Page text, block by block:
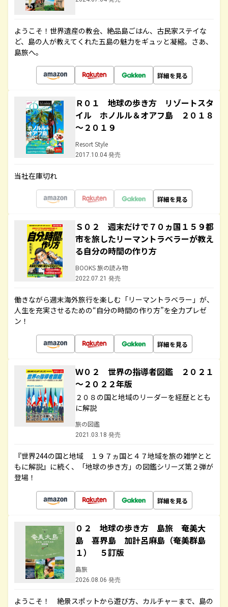
ようこそ！世界遺産の教会、絶品島ごはん、古民家ステイな
ど、島の人が教えてくれた五島の魅力をギュッと凝縮。さあ、
島旅へ。
詳細を見る
Ｒ０１ 地球の歩き方 リゾートスタ
イル ホノルル＆オアフ島 ２０１８
～２０１９
Resort Style
2017.10.04 発売
当社在庫切れ
詳細を見る
Ｓ０２ 週末だけで７０ヵ国１５９都
市を旅したリーマントラベラーが教え
る自分の時間の作り方
BOOKS 旅の読み物
2022.07.21 発売
働きながら週末海外旅行を楽しむ「リーマントラベラー」が、
人生を充実させるための“自分の時間の作り方”を全力プレゼ
ン！
詳細を見る
Ｗ０２ 世界の指導者図鑑 ２０２１
～２０２２年版
２０８の国と地域のリーダーを経歴ととも
に解説
旅の図鑑
2021.03.18 発売
『世界244の国と地域 １９７ヵ国と４７地域を旅の雑学とと
もに解説』に続く、「地球の歩き方」の図鑑シリーズ第２弾が
登場！
詳細を見る
０２ 地球の歩き方 島旅 奄美大
島 喜界島 加計呂麻島（奄美群島
１） ５訂版
島旅
2026.08.06 発売
ようこそ！ 絶景スポットから遊び方、カルチャーまで、島の